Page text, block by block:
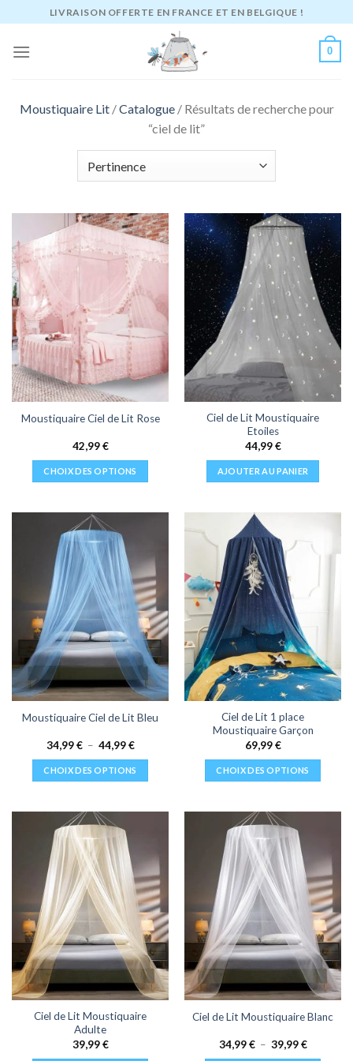
au
contenu
LIVRAISON OFFERTE EN FRANCE ET EN BELGIQUE !
0
Moustiquaire Lit /Catalogue / Résultats de recherche pour
“ciel de lit”
Moustiquaire Ciel de Lit Rose
42,99€
CHOIX DES OPTIONS
a
plusieurs
variations.
Les
options
peuvent
être
choisies
sur
la
page
du
produit
Ciel de Lit Moustiquaire
Etoiles
44,99€
AJOUTER AU PANIER
Moustiquaire Ciel de Lit Bleu
34,99€ – 44,99€Plage
prix :
34,99 €
à
CHOIX DES OPTIONS
a
plusieurs
variations.
Les
options
peuvent
être
choisies
sur
la
page
du
produit
Ciel de Lit 1 place
Moustiquaire Garçon
69,99€
CHOIX DES OPTIONS
a
plusieurs
variations.
Les
options
peuvent
être
choisies
sur
la
page
du
produit
Ciel de Lit Moustiquaire
Adulte
39,99€
Ciel de Lit Moustiquaire Blanc
34,99€ – 39,99€Plage